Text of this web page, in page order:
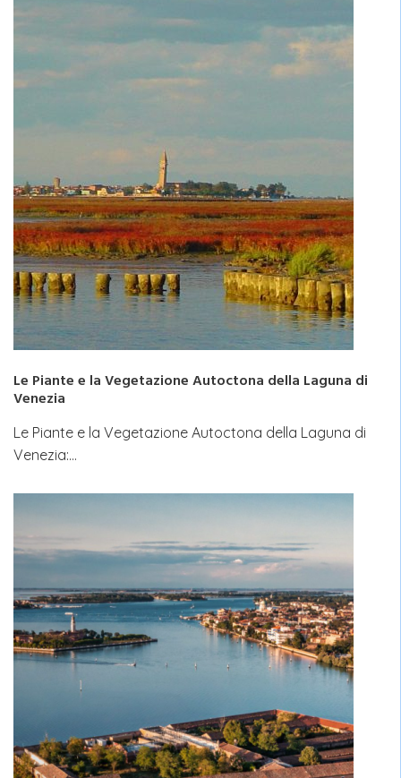
Le Piante e la Vegetazione Autoctona della Laguna di
Venezia
Le Piante e la Vegetazione Autoctona della Laguna di
Venezia:…